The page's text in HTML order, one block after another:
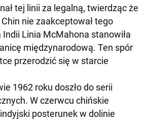
tej linii za legalną, twierdząc że
nie zaakceptował tego
Linia McMahona stanowiła
międzynarodową. Ten spór
przerodzić się w starcie
1962 roku doszło do serii
W czerwcu chińskie
posterunek w dolinie